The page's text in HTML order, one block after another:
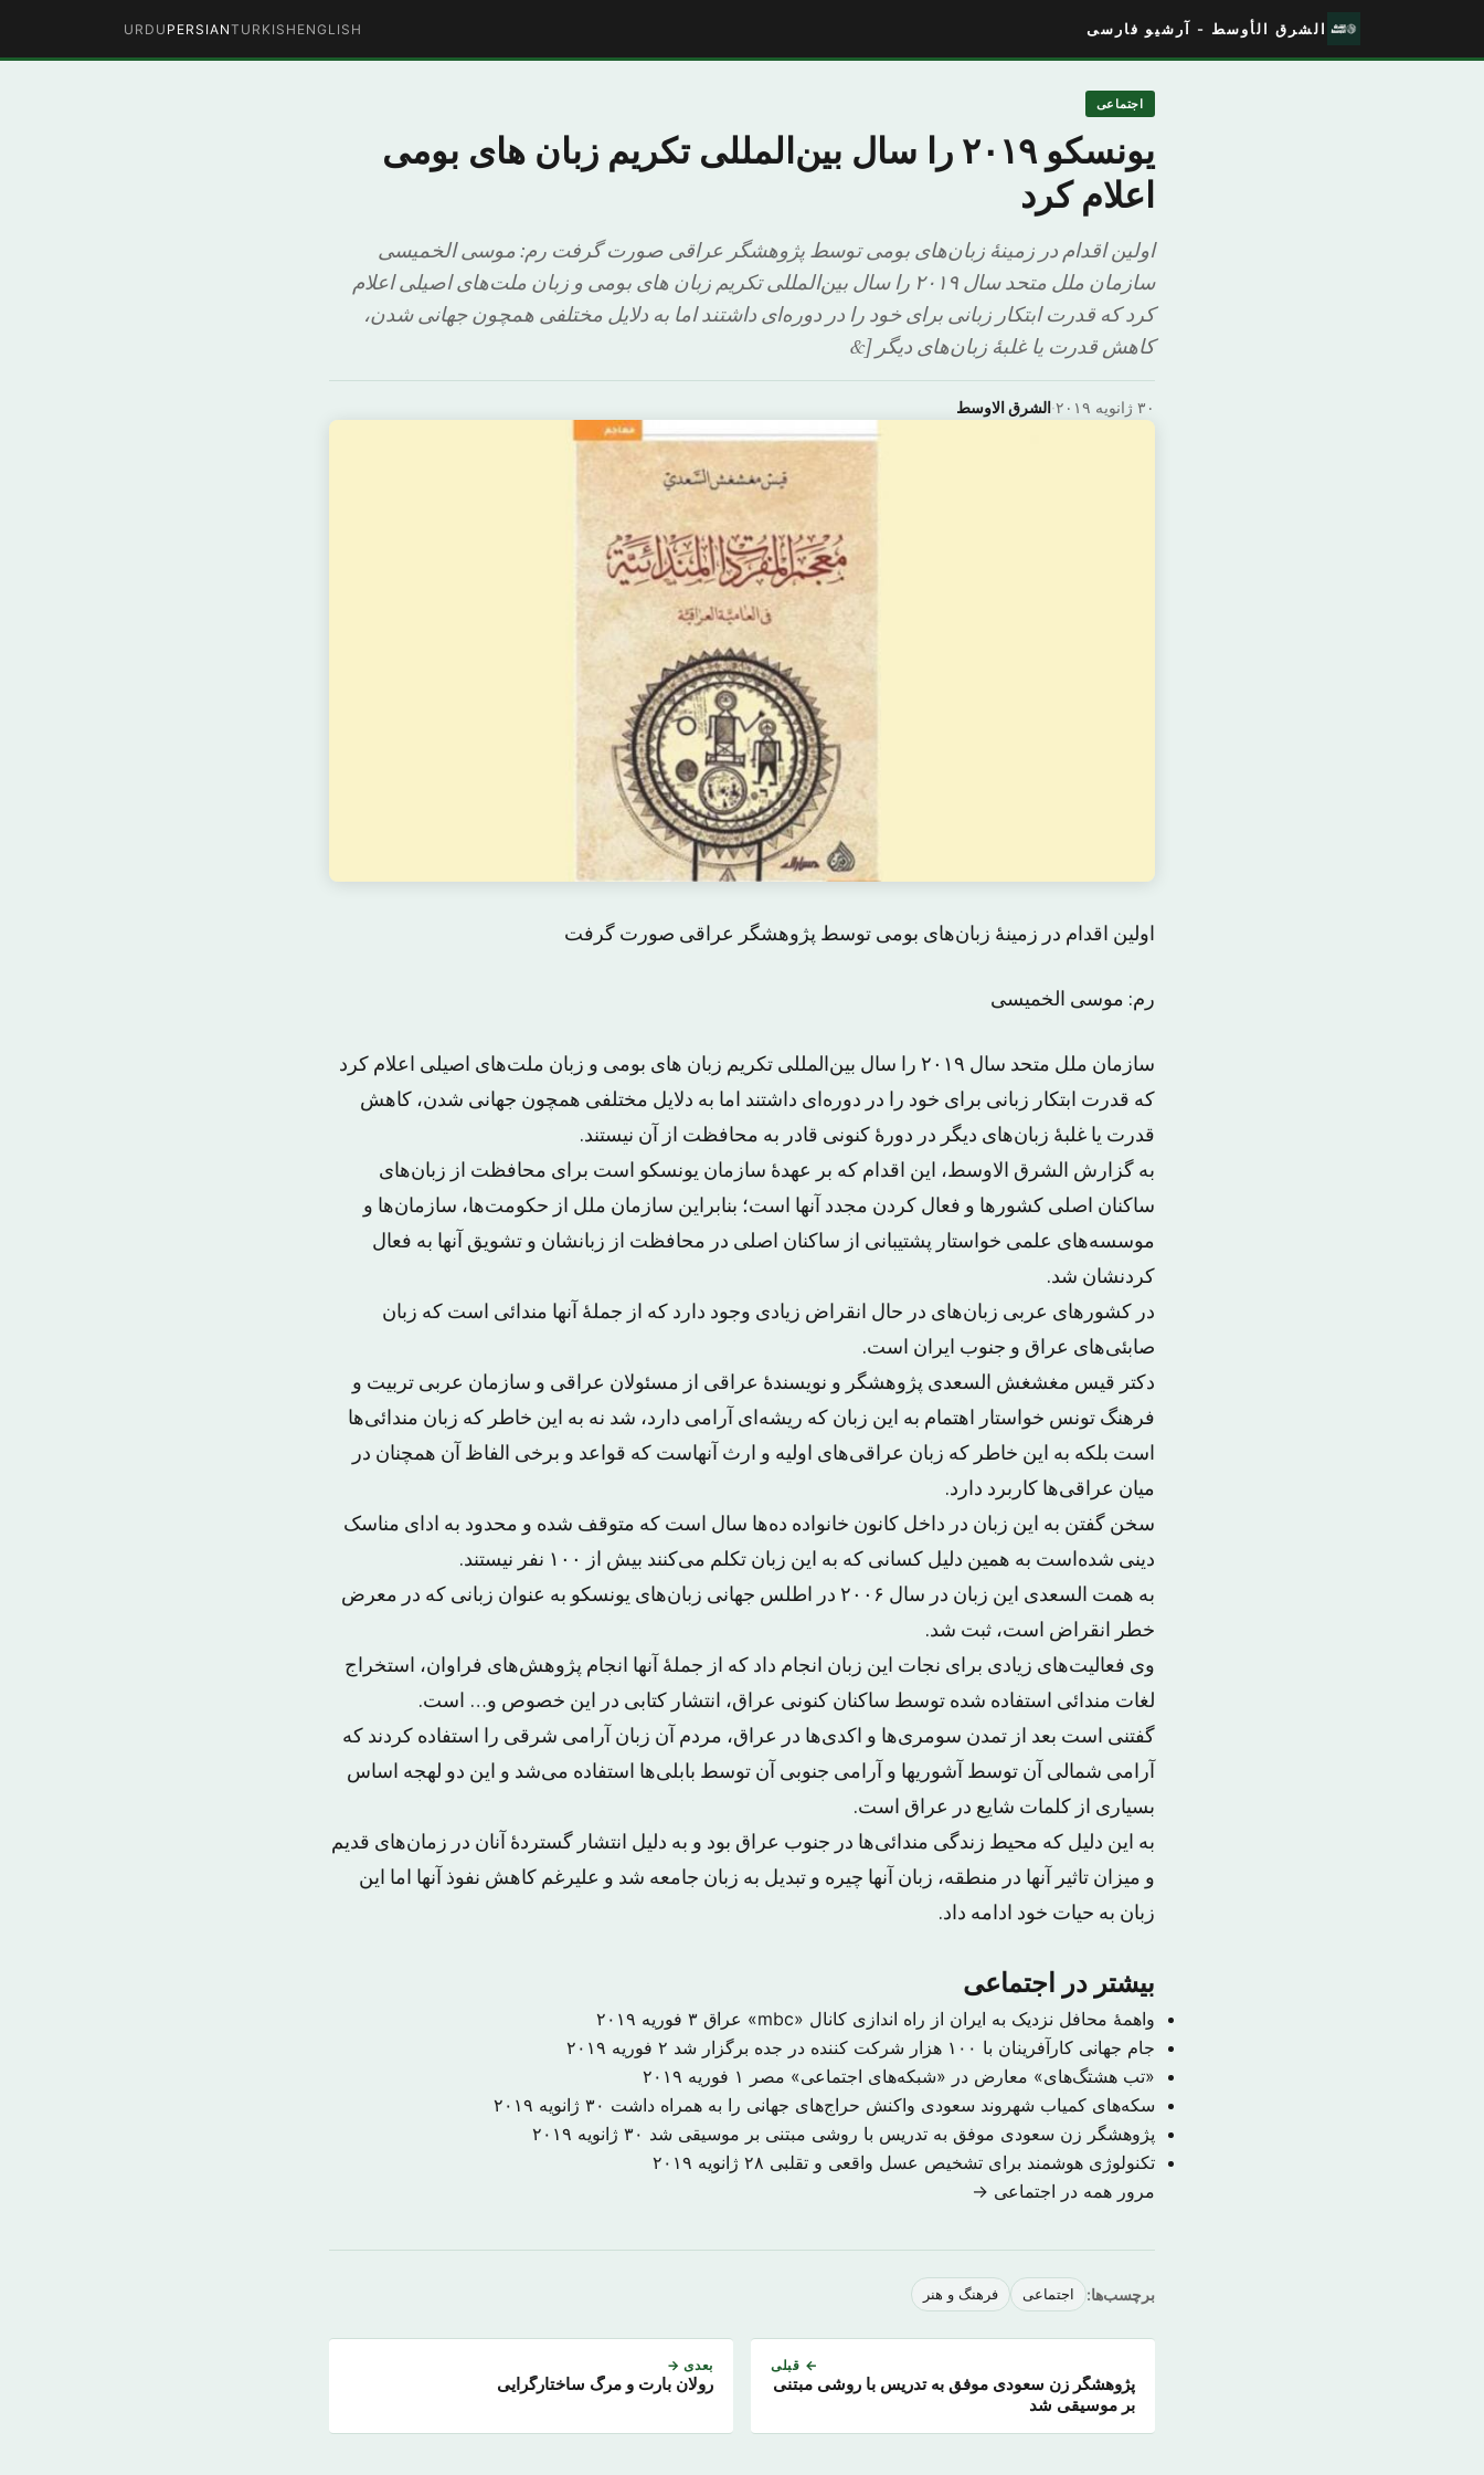
الشرق الأوسط - آرشیو فارسی ENGLISH
TURKISH
PERSIAN
URDU
اجتماعی
یونسکو ۲۰۱۹ را سال بین‌المللی تکریم زبان های بومی
اعلام کرد
اولین اقدام در زمینهٔ زبان‌های بومی توسط پژوهشگر عراقی صورت گرفت رم: موسی الخمیسی
سازمان ملل متحد سال ۲۰۱۹ را سال بین‌المللی تکریم زبان های بومی و زبان‌ ملت‌های اصیلی اعلام
کرد که قدرت ابتکار زبانی برای خود را در دوره‌ای داشتند اما به دلایل مختلفی همچون جهانی شدن،
کاهش قدرت یا غلبهٔ زبان‌های دیگر [&
الشرق الاوسط· ۳۰ ژانویه ۲۰۱۹
اولین اقدام در زمینهٔ زبان‌های بومی توسط پژوهشگر عراقی صورت گرفت
رم: موسی الخمیسی
سازمان ملل متحد سال ۲۰۱۹ را سال بین‌المللی تکریم زبان های بومی و زبان‌ ملت‌های اصیلی اعلام کرد
که قدرت ابتکار زبانی برای خود را در دوره‌ای داشتند اما به دلایل مختلفی همچون جهانی شدن، کاهش
قدرت یا غلبهٔ زبان‌های دیگر در دورهٔ کنونی قادر به محافظت از آن نیستند.
به گزارش الشرق الاوسط، این اقدام که بر عهدهٔ سازمان یونسکو است برای محافظت از زبان‌های
ساکنان اصلی کشورها و فعال کردن مجدد آنها است؛ بنابراین سازمان ملل از حکومت‌ها، سازمان‌ها و
موسسه‌های علمی خواستار پشتیبانی از ساکنان اصلی در محافظت از زبانشان و تشویق آنها به فعال
کردنشان شد.
در کشورهای عربی زبان‌های در حال انقراض زیادی وجود دارد که از جملهٔ آنها مندائی است که زبان
صابئی‌های عراق و جنوب ایران است.
دکتر قیس مغشغش السعدی پژوهشگر و نویسندهٔ عراقی از مسئولان عراقی و سازمان عربی تربیت و
فرهنگ تونس خواستار اهتمام به این زبان که ریشه‌ای آرامی دارد، شد نه به این خاطر که زبان مندائی‌ها
است بلکه به این خاطر که زبان عراقی‌های اولیه و ارث آنهاست که قواعد و برخی الفاظ آن همچنان در
میان عراقی‌ها کاربرد دارد.
سخن گفتن به این زبان در داخل کانون خانواده ده‌ها سال است که متوقف شده و محدود به ادای مناسک
دینی شده‌است به همین دلیل کسانی که به این زبان تکلم می‌کنند بیش از ۱۰۰ نفر نیستند.
به همت السعدی این زبان در سال ۲۰۰۶ در اطلس جهانی زبان‌های یونسکو به عنوان زبانی که در معرض
خطر انقراض است، ثبت شد.
وی فعالیت‌های زیادی برای نجات این زبان انجام داد که از جملهٔ آنها انجام پژوهش‌های فراوان، استخراج
لغات مندائی استفاده شده توسط ساکنان کنونی عراق، انتشار کتابی در این خصوص و… است.
گفتنی است بعد از تمدن سومری‌ها و اکدی‌ها در عراق، مردم آن زبان آرامی شرقی را استفاده کردند که
آرامی شمالی آن توسط آشوریها و آرامی جنوبی آن توسط بابلی‌ها استفاده می‌شد و این دو لهجه اساس
بسیاری از کلمات شایع در عراق است.
به این دلیل که محیط زندگی مندائی‌ها در جنوب عراق بود و به دلیل انتشار گستردهٔ آنان در زمان‌های قدیم
و میزان تاثیر آنها در منطقه، زبان آنها چیره و تبدیل به زبان جامعه شد و علیرغم کاهش نفوذ آنها اما این
زبان به حیات خود ادامه داد.
بیشتر در اجتماعی
واهمهٔ محافل نزدیک به ایران از راه اندازی کانال «mbc» عراق
۳ فوریه ۲۰۱۹
جام جهانی کارآفرینان با ۱۰۰ هزار شرکت کننده در جده برگزار شد
۲ فوریه ۲۰۱۹
«تب هشتگ‌های» معارض در «شبکه‌های اجتماعی» مصر
۱ فوریه ۲۰۱۹
سکه‌های کمیاب شهروند سعودی واکنش حراج‌های جهانی را به همراه داشت ۳۰ ژانویه ۲۰۱۹
​پژوهشگر زن سعودی موفق به تدریس با روشی مبتنی بر موسیقی شد ۳۰ ژانویه ۲۰۱۹
تکنولوژی هوشمند برای تشخیص عسل واقعی و تقلبی ۲۸ ژانویه ۲۰۱۹
مرور همه در اجتماعی →
برچسب‌ها: اجتماعی فرهنگ و هنر
← قبلی
​پژوهشگر زن سعودی موفق به تدریس با روشی مبتنی
بر موسیقی شد
بعدی →
رولان بارت و مرگ ساختارگرایی